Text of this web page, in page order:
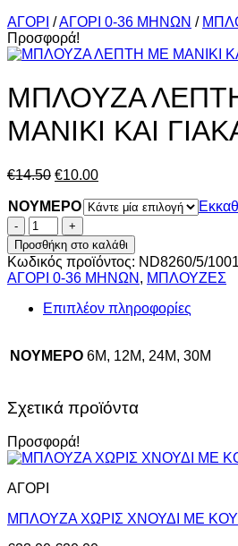
ΑΓΟΡΙ /ΑΓΟΡΙ 0-36 ΜΗΝΩΝ /
Προσφορά!
ΜΠΛΟΥΖΑ
ΜΑΝΙΚΙ ΚΑΙ
€14.50 Original
was:
€14.50.
€10.00Η
τιμή
€10.00.
NOYMEPO
ΜΠΛΟΥΖΑ
ΛΕΠΤΗ
ΜΕ
ΜΑΝΙΚΙ
ΚΑΙ
ΓΙΑΚΑ
ΧΑΚΙ
Προσθήκη στο καλάθι
Κωδικός προϊόντος: ND8260/5/
ΑΓΟΡΙ 0-36 ΜΗΝΩΝ , ΜΠΛΟΥΖΕΣ
Επιπλέον πληροφορίες
NOYMEPO 6M, 12M, 24M, 30M
Σχετικά προϊόντα
Προσφορά!
ΑΓΟΡΙ
ΜΠΛΟΥΖΑ ΧΩΡΙΣ ΧΝΟΥΔΙ ΜΕ